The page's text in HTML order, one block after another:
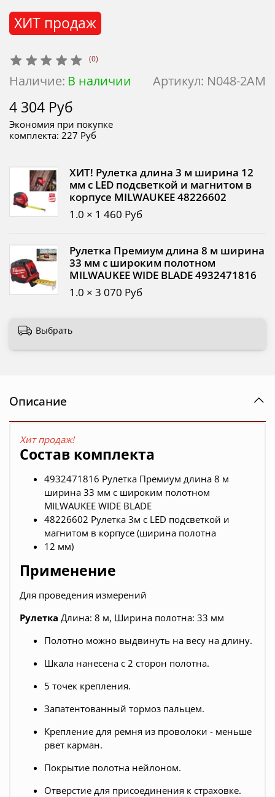
(0)
Артикул: N048-2AM
Наличие: В наличии
ХИТ продаж
4 304 Руб
Экономия при покупке
комплекта: 227 Руб
ХИТ! Рулетка длина 3 м ширина 12
мм с LED подсветкой и магнитом в
корпусе MILWAUKEE 48226602
1.0 × 1 460 Руб
Рулетка Премиум длина 8 м ширина
33 мм с широким полотном
MILWAUKEE WIDE BLADE 4932471816
1.0 × 3 070 Руб
Выбрать
Описание
Хит продаж!
Состав комплекта
4932471816 Рулетка Премиум длина 8 м
ширина 33 мм с широким полотном
MILWAUKEE WIDE BLADE
48226602 Рулетка 3м с LED подсветкой и
магнитом в корпусе (ширина полотна
12 мм)
Применение
Для проведения измерений
Рулетка Длина: 8 м, Ширина полотна: 33 мм
Полотно можно выдвинуть на весу на длину.
Шкала нанесена с 2 сторон полотна.
5 точек крепления.
Запатентованный тормоз пальцем.
Крепление для ремня из проволоки - меньше
рвет карман.
Покрытие полотна нейлоном.
Отверстие для присоединения к страховке.